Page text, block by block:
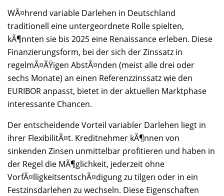
WÃ¤hrend variable Darlehen in Deutschland
traditionell eine untergeordnete Rolle spielten,
kÃ¶nnten sie bis 2025 eine Renaissance erleben. Diese
Finanzierungsform, bei der sich der Zinssatz in
regelmÃ¤ÃŸigen AbstÃ¤nden (meist alle drei oder
sechs Monate) an einen Referenzzinssatz wie den
EURIBOR anpasst, bietet in der aktuellen Marktphase
interessante Chancen.
Der entscheidende Vorteil variabler Darlehen liegt in
ihrer FlexibilitÃ¤t. Kreditnehmer kÃ¶nnen von
sinkenden Zinsen unmittelbar profitieren und haben in
der Regel die MÃ¶glichkeit, jederzeit ohne
VorfÃ¤lligkeitsentschÃ¤digung zu tilgen oder in ein
Festzinsdarlehen zu wechseln. Diese Eigenschaften